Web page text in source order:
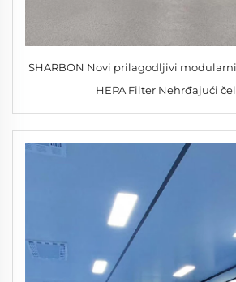
SHARBON Novi prilagodljivi
HEPA Filter Nehrđajući